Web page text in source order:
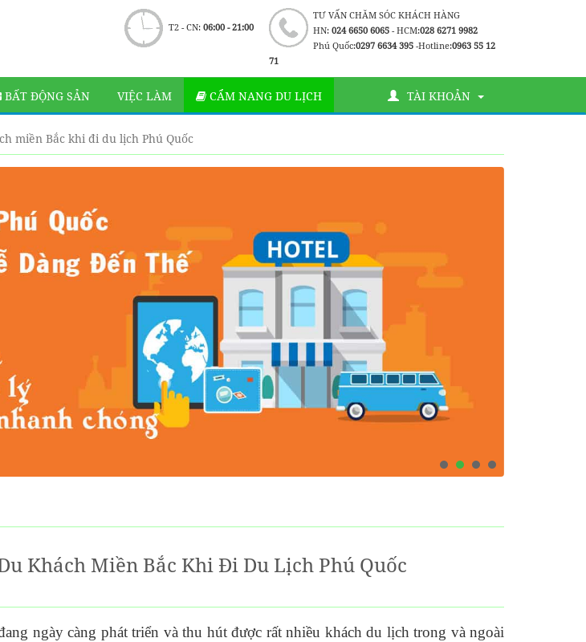
TƯ VẤN CHĂM SÓC KHÁCH HÀNG
HN: 024 6650 6065- HCM:028 6271 9982
Phú Quốc:0297 6634 395 -Hotline:0963 55 12
71
T2 - CN: 06:00 - 21:00
BẤT ĐỘNG SẢN VIỆC LÀM CẨM NANG DU LỊCH TÀI KHOẢN
miền Bắc khi đi du lịch Phú Quốc
Khách Miền Bắc Khi Đi Du Lịch Phú Quốc
ngày càng phát triển và thu hút được rất nhiều khách du lịch trong và ngoài